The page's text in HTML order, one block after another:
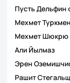
Пусть Дельфин
Мехмет Туркмен
Мехмет Шюкрю
Али Йылмаз
Эрен
Рашит